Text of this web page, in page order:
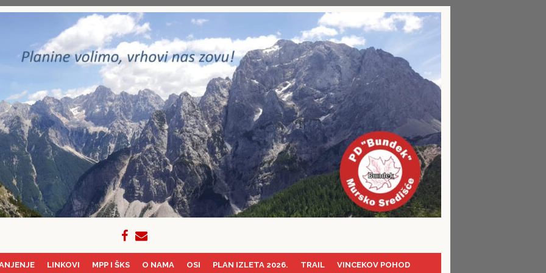
LINKOVI MPP I ŠKS O NAMA OSI PLAN IZLETA 2026. TRAIL VINCEKOV POHOD